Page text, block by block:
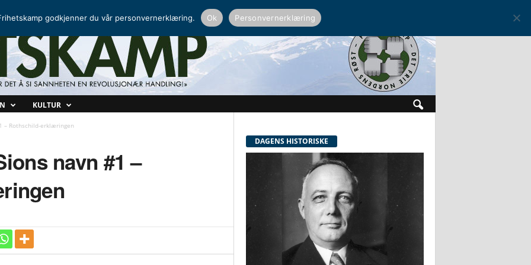
KULTUR
– Rothschild-erklæringen
navn #1 –
DAGENS HISTORISKE
godkjenner du vår personvernerklæring. Ok Personvernerklæring